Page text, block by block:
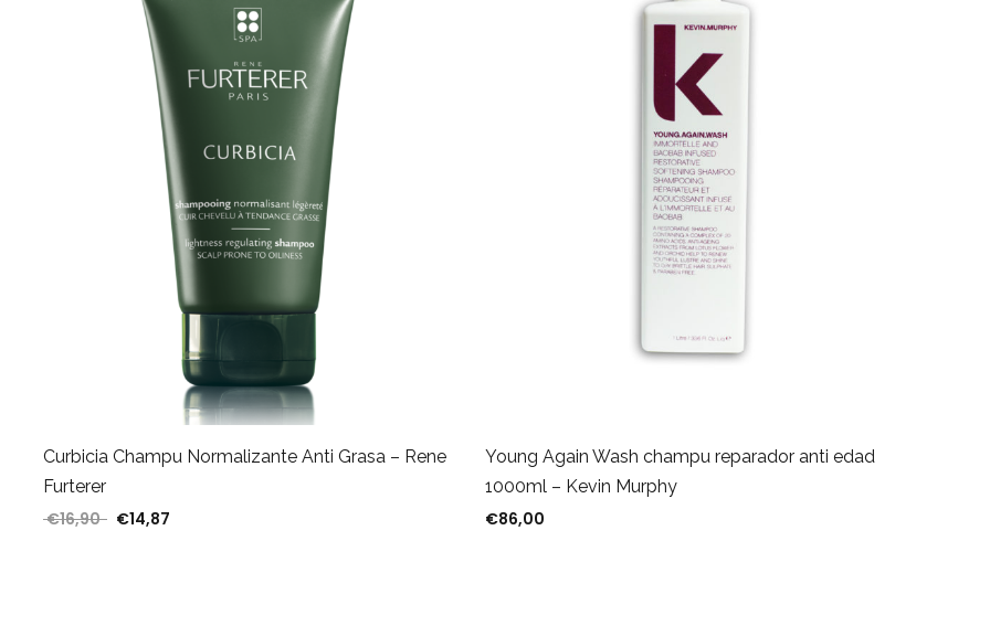
€33,68
Curbicia Champu Normalizante Anti Grasa – Rene
Furterer
€16,90 El precio original era: €16,90.
€14,87
Young Again Wash champu reparador anti edad
1000ml – Kevin Murphy
€86,00